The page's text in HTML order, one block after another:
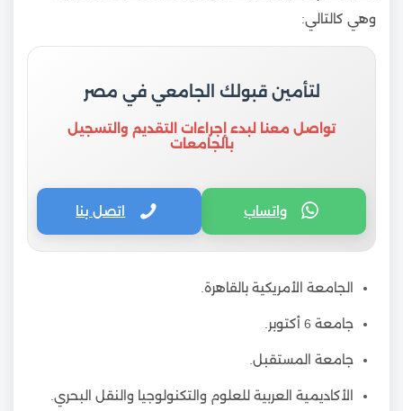
وهي كالتالي:
لتأمين قبولك الجامعي في مصر
تواصل معنا لبدء إجراءات التقديم والتسجيل
بالجامعات
واتساب اتصل بنا
الجامعة الأمريكية بالقاهرة.
جامعة 6 أكتوبر.
جامعة المستقبل.
الأكاديمية العربية للعلوم والتكنولوجيا والنقل البحري.